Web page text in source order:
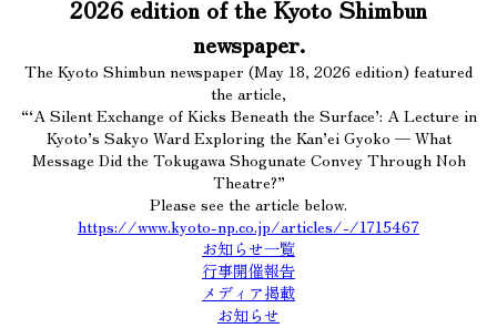
2026 edition of the Kyoto Shimbun
newspaper.
The Kyoto Shimbun newspaper (May 18, 2026 edition) featured
the article,
“‘A Silent Exchange of Kicks Beneath the Surface’: A Lecture in
Kyoto’s Sakyo Ward Exploring the Kan’ei Gyoko — What
Message Did the Tokugawa Shogunate Convey Through Noh
Theatre?”
Please see the article below.
https://www.kyoto-np.co.jp/articles/-/1715467
お知らせ一覧
行事開催報告
メディア掲載
お知らせ